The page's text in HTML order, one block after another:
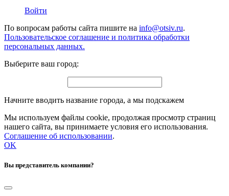
Войти
По вопросам работы сайта пишите на info@otsiv.ru.
Пользовательское соглашение и политика обработки
персональных данных.
Выберите ваш город:
Начните вводить название города, а мы подскажем
Мы используем файлы cookie, продолжая просмотр страниц
нашего сайта, вы принимаете условия его использования.
Соглашение об использовании.
OK
Вы представитель компании?